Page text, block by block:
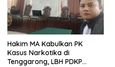
Hakim MA Kabulkan PK
Kasus Narkotika di
Tenggarong, LBH PDKP